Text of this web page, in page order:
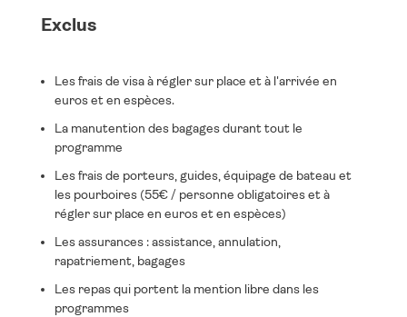
Exclus
Les frais de visa à régler sur place et à l'arrivée en
euros et en espèces.
La manutention des bagages durant tout le
programme
Les frais de porteurs, guides, équipage de bateau et
les pourboires (55€ / personne obligatoires et à
régler sur place en euros et en espèces)
Les assurances : assistance, annulation,
rapatriement, bagages
Les repas qui portent la mention libre dans les
programmes